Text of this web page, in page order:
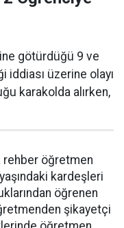
götürdüğü 9 ve
iddiası üzerine olayı
karakolda alırken,
rehber öğretmen
kardeşleri
öğrenen
şikayetçi